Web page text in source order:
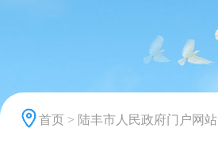
首页 > 陆丰市人民政府门户网站